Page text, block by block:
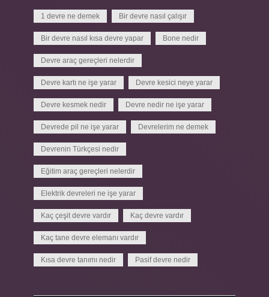
1 devre ne demek Bir devre nasıl çalışır
Bir devre nasıl kısa devre yapar Bone nedir
Devre araç gereçleri nelerdir
Devre kartı ne işe yarar Devre kesici neye yarar
Devre kesmek nedir Devre nedir ne işe yarar
Devrede pil ne işe yarar Devrelerim ne demek
Devrenin Türkçesi nedir
Eğitim araç gereçleri nelerdir
Elektrik devreleri ne işe yarar
Kaç çeşit devre vardır Kaç devre vardır
Kaç tane devre elemanı vardır
Kısa devre tanımı nedir Pasif devre nedir